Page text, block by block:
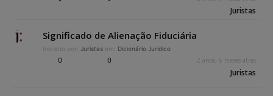
Juristas
Significado de Alienação Fiduciária
Iniciado por: Juristas em: Dicionário Jurídico
0 0 2 anos, 6 meses atrás
Juristas